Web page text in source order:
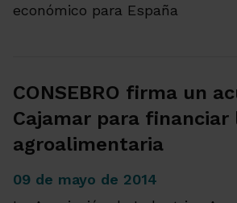
económico para España
CONSEBRO firma un
Cajamar para
agroalimentaria
09 de mayo de 2014